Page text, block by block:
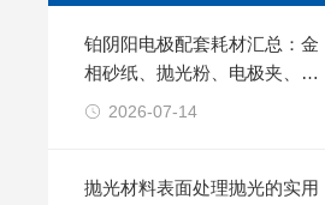
铂阴阳电极配套耗材汇总：金
相砂纸、抛光粉、电极夹、清
洗试剂选购清单
2026-07-14
抛光材料表面处理抛光的实用